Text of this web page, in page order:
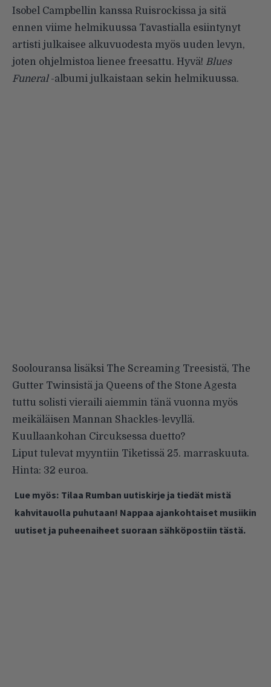
Isobel Campbellin kanssa Ruisrockissa ja sitä
ennen viime helmikuussa Tavastialla esiintynyt
artisti julkaisee alkuvuodesta myös uuden levyn,
joten ohjelmistoa lienee freesattu. Hyvä! Blues
Funeral-albumi julkaistaan sekin helmikuussa.
Soolouransa lisäksi The Screaming Treesistä, The
Gutter Twinsistä ja Queens of the Stone Agesta
tuttu solisti vieraili aiemmin tänä vuonna myös
meikäläisen Mannan Shackles-levyllä.
Kuullaankohan Circuksessa duetto?
Liput tulevat myyntiin Tiketissä 25. marraskuuta.
Hinta: 32 euroa.
Lue myös: Tilaa Rumban uutiskirje ja tiedät mistä
kahvitauolla puhutaan! Nappaa ajankohtaiset musiikin
uutiset ja puheenaiheet suoraan sähköpostiin tästä.